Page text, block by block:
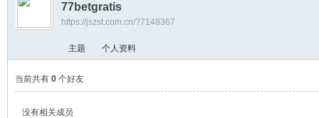
›
77betgratis
https://jszst.com.cn/?7148367
主题 个人资料
当前共有 0个好友
没有相关成员